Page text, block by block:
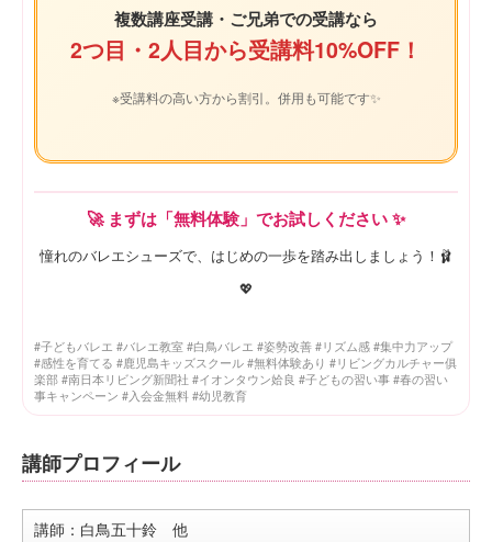
複数講座受講・ご兄弟での受講なら
2つ目・2人目から受講料10%OFF！
※受講料の高い方から割引。併用も可能です✨
🚀 まずは「無料体験」でお試しください ✨
憧れのバレエシューズで、はじめの一歩を踏み出しましょう！🩰
💖
#子どもバレエ #バレエ教室 #白鳥バレエ #姿勢改善 #リズム感 #集中力アップ
#感性を育てる #鹿児島キッズスクール #無料体験あり #リビングカルチャー俱
楽部 #南日本リビング新聞社 #イオンタウン姶良 #子どもの習い事 #春の習い
事キャンペーン #入会金無料 #幼児教育
講師プロフィール
講師：白鳥五十鈴 他